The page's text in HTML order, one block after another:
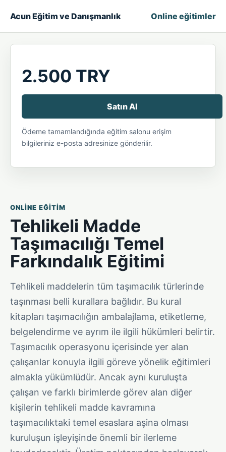
Acun Eğitim ve Danışmanlık Online eğitimler
ONLINE EĞITIM
Tehlikeli Madde
Taşımacılığı Temel
Farkındalık Eğitimi
Tehlikeli maddelerin tüm taşımacılık türlerinde
taşınması belli kurallara bağlıdır. Bu kural
kitapları taşımacılığın ambalajlama, etiketleme,
belgelendirme ve ayrım ile ilgili hükümleri belirtir.
Taşımacılık operasyonu içerisinde yer alan
çalışanlar konuyla ilgili göreve yönelik eğitimleri
almakla yükümlüdür. Ancak aynı kuruluşta
çalışan ve farklı birimlerde görev alan diğer
kişilerin tehlikeli madde kavramına
taşımacılıktaki temel esaslara aşina olması
kuruluşun işleyişinde önemli bir ilerleme
2.500 TRY
Satın Al
Ödeme tamamlandığında eğitim salonu erişim
bilgileriniz e-posta adresinize gönderilir.